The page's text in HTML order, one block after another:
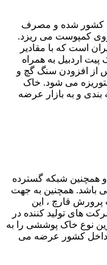
کشور شده و مصرف
کمپوست می ریزد.
است که با مقادیر
اردبیل به همراه
از افزودن سنگ گچ و
پاستوریزه می شود. خاک
و به بازار عرضه
همچنین شبکه گسترده
باشد. همچنین به جهت
قارچ ، این
های تولید کننده در
نوع خاک پوششی را به
کشور عرضه می